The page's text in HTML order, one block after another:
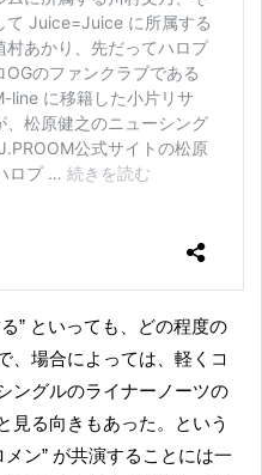
、場合によっては、軽くコ
ングルのライナーノーツの
見る向きもあった。という
ン” が共演することには一